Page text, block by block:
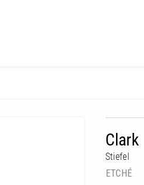
Clark
Stiefel
ETCHÉ